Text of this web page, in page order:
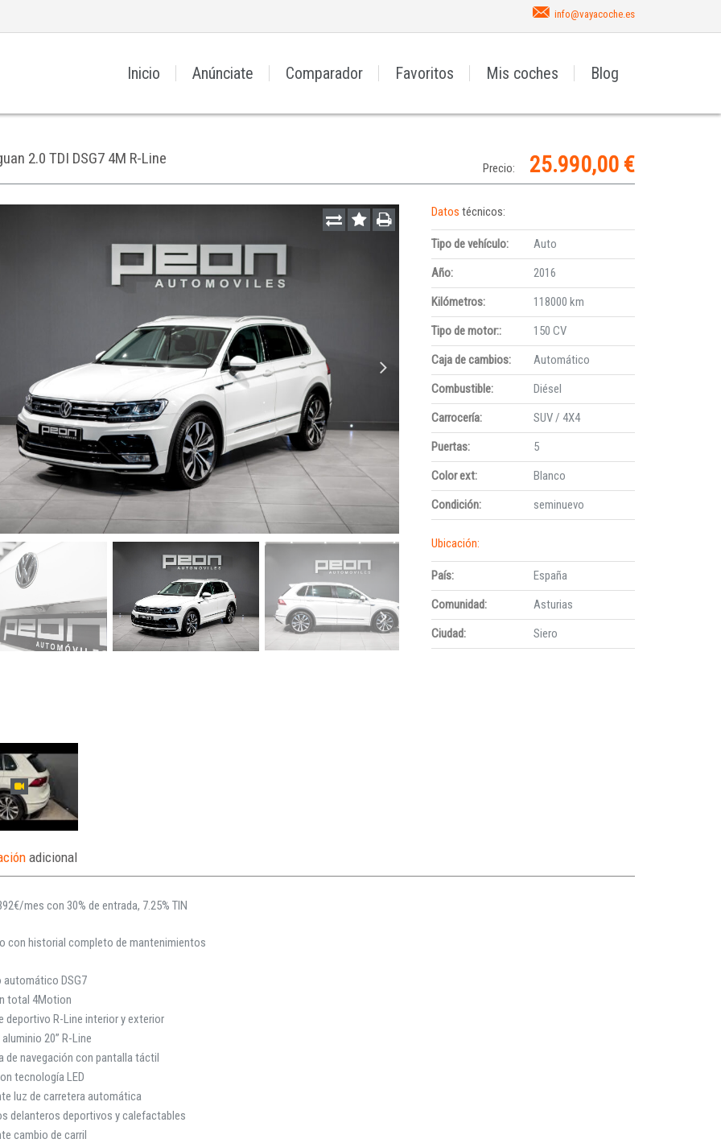
info@vayacoche.es
Inicio Anúnciate Comparador Favoritos Mis coches Blog
2.0 TDI DSG7 4M R-Line
Precio: 25.990,00 €
Datostécnicos:
Tipo de vehículo:
Auto
Año:
2016
Kilómetros:
118000 km
Tipo de motor::
150 CV
Caja de cambios:
Automático
Combustible:
Diésel
Carrocería:
SUV / 4X4
Puertas:
5
Color ext:
Blanco
Condición:
seminuevo
Ubicación:
País:
España
Comunidad:
Asturias
Ciudad:
Siero
adicional
mes con 30% de entrada, 7.25% TIN
con historial completo de mantenimientos
automático DSG7
total 4Motion
deportivo R-Line interior y exterior
20” R-Line
de navegación con pantalla táctil
tecnología LED
luz de carretera automática
delanteros deportivos y calefactables
cambio de carril